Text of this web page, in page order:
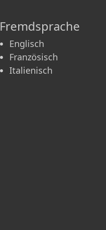
Fremdsprache
Englisch
Französisch
Italienisch